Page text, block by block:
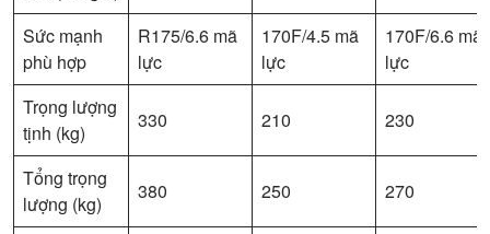
Sức mạnh
phù hợp
R175/6.6 mã
lực
170F/4.5 mã
lực
170F/6.6 mã
lực
Trọng lượng
tịnh (kg)
330 210 230
Tổng trọng
lượng (kg)
380 250 270